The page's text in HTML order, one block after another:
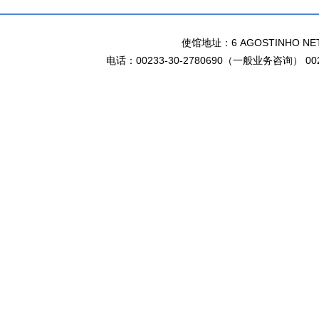
使馆地址：6 AGOSTINHO
电话：00233-30-2780690（一般业务咨询）